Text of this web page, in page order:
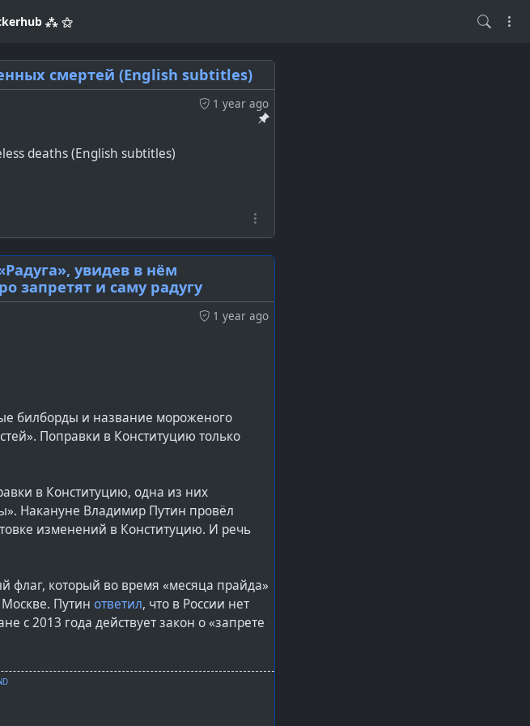
⁂ ⚝
смертей (English subtitles)
1 year ago
deaths (English subtitles)
увидев в нём
запретят и саму радугу
1 year ago
билборды и название мороженого
Поправки в Конституцию только
в Конституцию, одна из них
Накануне Владимир Путин провёл
изменений в Конституцию. И речь
флаг, который во время «месяца прайда»
Путин ответил, что в России нет
с 2013 года действует закон о «запрете
говорили на этот счёт, и у нас